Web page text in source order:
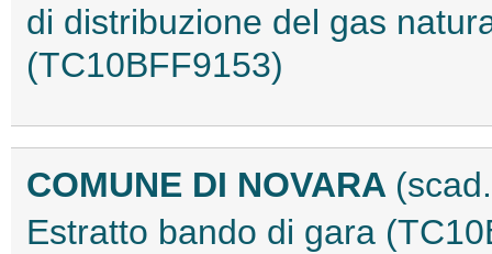
di distribuzione del gas
(TC10BFF9153)
COMUNE DI NOVARA
Estratto bando di gara